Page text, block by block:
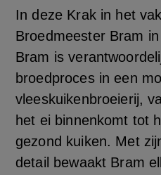
In deze Krak in het
Broedmeester Bram
Bram is
broedproces in een
vleeskuikenbroeierij,
het ei binnenkomt tot
gezond kuiken. Met
detail bewaakt Bram